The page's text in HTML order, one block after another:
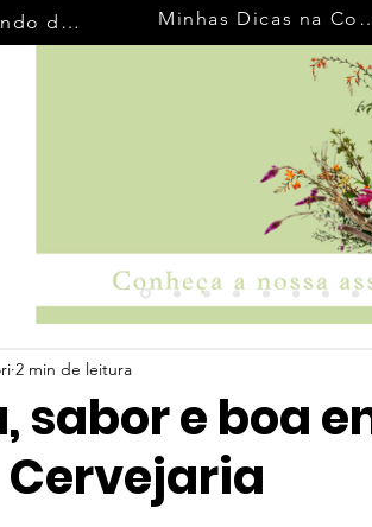
No Mundo da Moda Minhas
sabor e boa
2 min de leitura
de 5 estrelas.